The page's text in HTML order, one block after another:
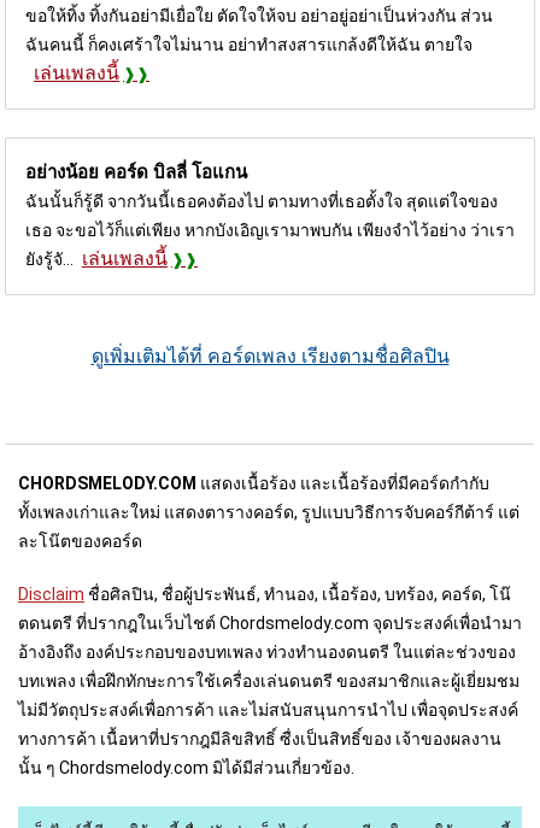
ขอให้ทิ้ง ทิ้งกันอย่ามีเยื่อใย ตัดใจให้จบ อย่าอยู่อย่าเป็นห่วงกัน ส่วน
ฉันคนนี้ ก็คงเศร้าใจไม่นาน อย่าทำสงสารแกล้งดีให้ฉัน ตายใจ
เล่นเพลงนี้
อย่างน้อย คอร์ด บิลลี่ โอแกน
ฉันนั้นก็รู้ดี จากวันนี้เธอคงต้องไป ตามทางที่เธอตั้งใจ สุดแต่ใจของ
เธอ จะขอไว้ก็แต่เพียง หากบังเอิญเรามาพบกัน เพียงจำไว้อย่าง ว่าเรา
ยังรู้จั...
เล่นเพลงนี้
ดูเพิ่มเติมได้ที่ คอร์ดเพลง เรียงตามชื่อศิลปิน
CHORDSMELODY.COM แสดงเนื้อร้อง และเนื้อร้องที่มีคอร์ดกำกับ
ทั้งเพลงเก่าและใหม่ แสดงตารางคอร์ด, รูปแบบวิธีการจับคอร์กีต้าร์ แต่
ละโน๊ตของคอร์ด
Disclaim ชื่อศิลปิน, ชื่อผู้ประพันธ์, ทำนอง, เนื้อร้อง, บทร้อง, คอร์ด, โน๊
ตดนตรี ที่ปรากฎในเว็บไชต์ Chordsmelody.com จุดประสงค์เพื่อนำมา
อ้างอิงถึง องค์ประกอบของบทเพลง ท่วงทำนองดนตรี ในแต่ละช่วงของ
บทเพลง เพื่อฝึกทักษะการใช้เครื่องเล่นดนตรี ของสมาชิกและผู้เยี่ยมชม
ไม่มีวัตถุประสงค์เพื่อการค้า และไม่สนับสนุนการนำไป เพื่อจุดประสงค์
ทางการค้า เนื้อหาที่ปรากฎมีลิขสิทธิ์ ซื่งเป็นสิทธิ์ของ เจ้าของผลงาน
นั้น ๆ Chordsmelody.com มิได้มีส่วนเกี่ยวข้อง.